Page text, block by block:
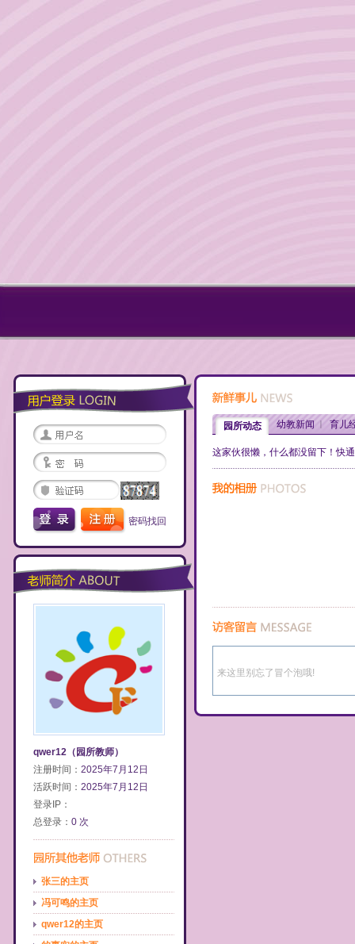
密码找回
qwer12（园所教师）
注册时间： 2025年7月12日
活跃时间： 2025年7月12日
登录IP：
总登录： 0 次
张三的主页
冯可鸣的主页
qwer12的主页
园所动态 幼教新闻 育儿
这家伙很懒，什么都没留下！快